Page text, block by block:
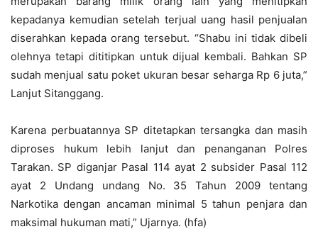
kepadanya kemudian setelah terjual uang hasil penjualan
diserahkan kepada orang tersebut. “Shabu ini tidak dibeli
olehnya tetapi dititipkan untuk dijual kembali. Bahkan SP
sudah menjual satu poket ukuran besar seharga Rp 6 juta,”
Lanjut Sitanggang.
Karena perbuatannya SP ditetapkan tersangka dan masih
diproses hukum lebih lanjut dan penanganan Polres
Tarakan. SP diganjar Pasal 114 ayat 2 subsider Pasal 112
ayat 2 Undang undang No. 35 Tahun 2009 tentang
Narkotika dengan ancaman minimal 5 tahun penjara dan
maksimal hukuman mati,” Ujarnya. (hfa)